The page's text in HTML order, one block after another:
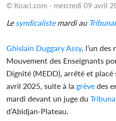
© Koaci.com - mercredi 09 avril
Le syndicalistemardi au Tribunal
Ghislain Duggary Assy, l’un des
Mouvement des Enseignants
Dignité (MEDD), arrêté et
avril 2025, suite à la grève des
mardi devant un juge du
d’Abidjan-Plateau.